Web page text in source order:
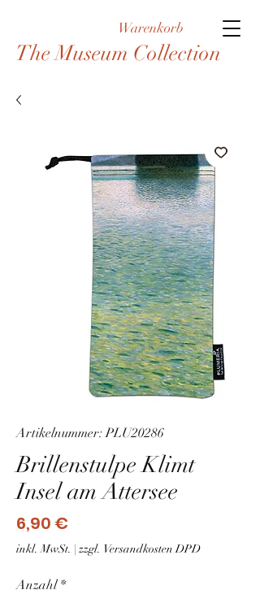
Warenkorb
The Museum Collection
Artikelnummer: PLU20286
Brillenstulpe Klimt
Insel am Attersee
6,90 €
inkl. MwSt. | zzgl. Versandkosten DPD
Anzahl *